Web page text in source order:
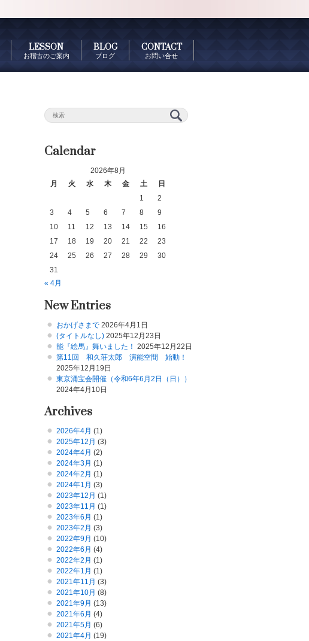
LESSON
お稽古のご案内
BLOG
ブログ
CONTACT
お問い合せ
Calendar
2026年8月
月
火 水 木 金 土
日
1
2
3
4 5 6 7 8
9
10
11 12 13 14 15
16
17
18 19 20 21 22
23
24
25 26 27 28 29
30
31
« 4月
New Entries
おかげさまで 2026年4月1日
(タイトルなし) 2025年12月23日
能『絵馬』舞いました！ 2025年12月22日
第11回 和久荘太郎 演能空間 始動！
2025年12月19日
東京涌宝会開催（令和6年6月2日（日））
2024年4月10日
Archives
2026年4月 (1)
2025年12月 (3)
2024年4月 (2)
2024年3月 (1)
2024年2月 (1)
2024年1月 (3)
2023年12月 (1)
2023年11月 (1)
2023年6月 (1)
2023年2月 (3)
2022年9月 (10)
2022年6月 (4)
2022年2月 (1)
2022年1月 (1)
2021年11月 (3)
2021年10月 (8)
2021年9月 (13)
2021年6月 (4)
2021年5月 (6)
2021年4月 (19)